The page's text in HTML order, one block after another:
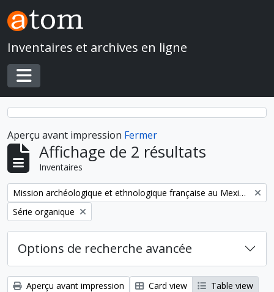
Skip to main content
Inventaires et archives en ligne
Toggle navigation
Aperçu avant impression Fermer
Affichage de 2 résultats
Inventaires
Remove filter:
Mission archéologique et ethnologique française au Mexique
Remove filter:
Série organique
Options de recherche avancée
Aperçu avant impression Card view
Table view